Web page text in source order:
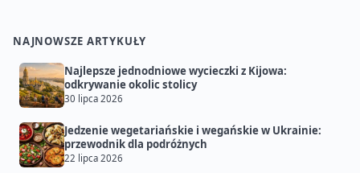
NAJNOWSZE ARTYKUŁY
Najlepsze jednodniowe wycieczki z Kijowa:
odkrywanie okolic stolicy
30 lipca 2026
Jedzenie wegetariańskie i wegańskie w Ukrainie:
przewodnik dla podróżnych
22 lipca 2026